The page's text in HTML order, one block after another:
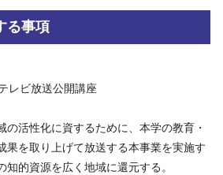
る事項
レビ放送公開講座
の活性化に資するために、本学の教育・
果を取り上げて放送する本事業を実施す
知的資源を広く地域に還元する。